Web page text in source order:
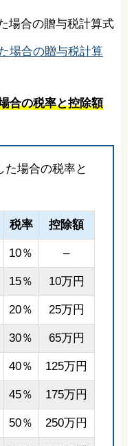
場合の贈与税計算
合の税率と控除額
た場合の税率と
税率 控除額
10％ –
15％ 10万円
20％ 25万円
30％ 65万円
40％ 125万円
45％ 175万円
50％ 250万円